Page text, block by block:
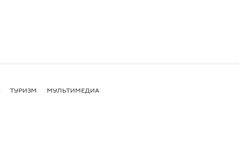
ТУРИЗМ МУЛЬТИМЕДИА